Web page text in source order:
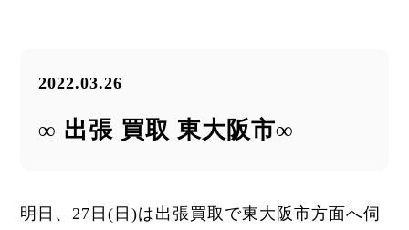
2022.03.26
∞ 出張 買取 東大阪市∞
明日、27日(日)は出張買取で東大阪市方面へ伺